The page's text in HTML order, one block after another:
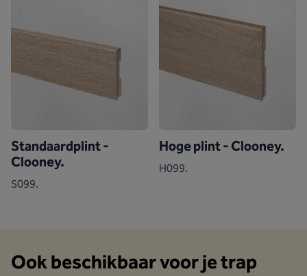
Standaardplint -
Clooney.
S099.
Hoge plint - Clooney.
H099.
Ook beschikbaar voor je trap